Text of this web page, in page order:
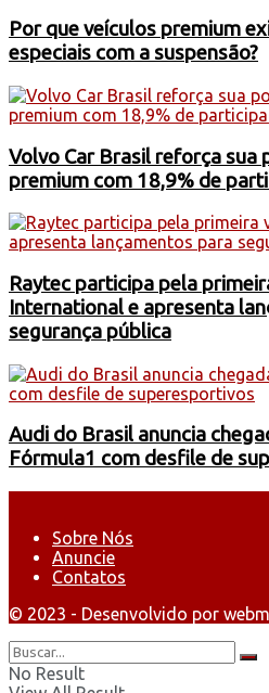
Por que veículos premium
especiais com a suspensão?
Volvo Car Brasil reforça sua
premium com 18,9% de
Raytec participa pela
International e apresenta
segurança pública
Audi do Brasil anuncia
Fórmula1 com desfile de
Sobre Nós
Anuncie
Contatos
© 2023 - Desenvolvido por
No Result